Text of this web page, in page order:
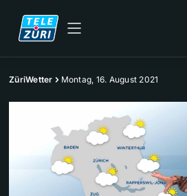
ZüriWetter Montag, 16. August 2021